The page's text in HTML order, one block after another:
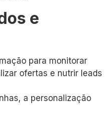
e
para monitorar
ofertas e nutrir leads
a personalização